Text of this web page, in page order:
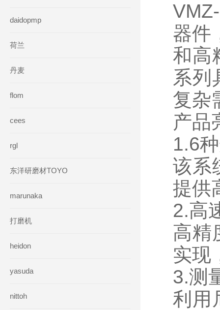
daidopmp
荷兰
丹麦
flom
cees
rgl
东洋研磨材TOYO
marunaka
打磨机
heidon
yasuda
nittoh
器件
和高
系列
复杂
产品
1.6
该系
提供
2.高
高精
实现
3.测
利用